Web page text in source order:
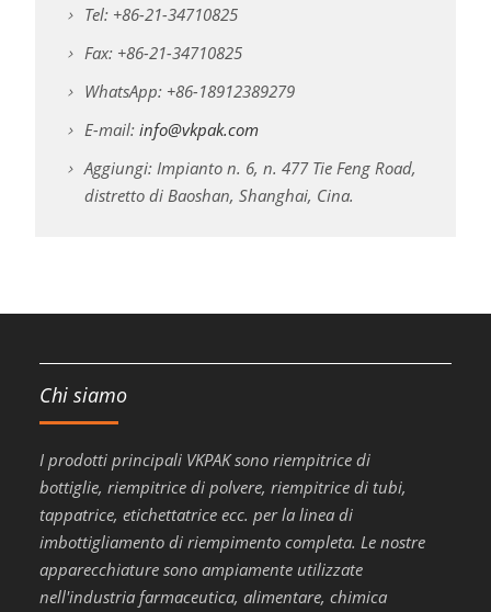
Tel: +86-21-34710825
Fax: +86-21-34710825
WhatsApp: +86-18912389279
E-mail: info@vkpak.com
Aggiungi: Impianto n. 6, n. 477 Tie Feng Road,
distretto di Baoshan, Shanghai, Cina.
Chi siamo
I prodotti principali VKPAK sono riempitrice di
bottiglie, riempitrice di polvere, riempitrice di tubi,
tappatrice, etichettatrice ecc. per la linea di
imbottigliamento di riempimento completa. Le nostre
apparecchiature sono ampiamente utilizzate
nell'industria farmaceutica, alimentare, chimica